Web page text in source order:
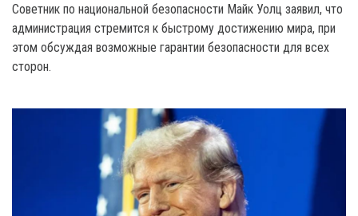
Советник по национальной безопасности Майк Уолц заявил, что
администрация стремится к быстрому достижению мира, при
этом обсуждая возможные гарантии безопасности для всех
сторон.